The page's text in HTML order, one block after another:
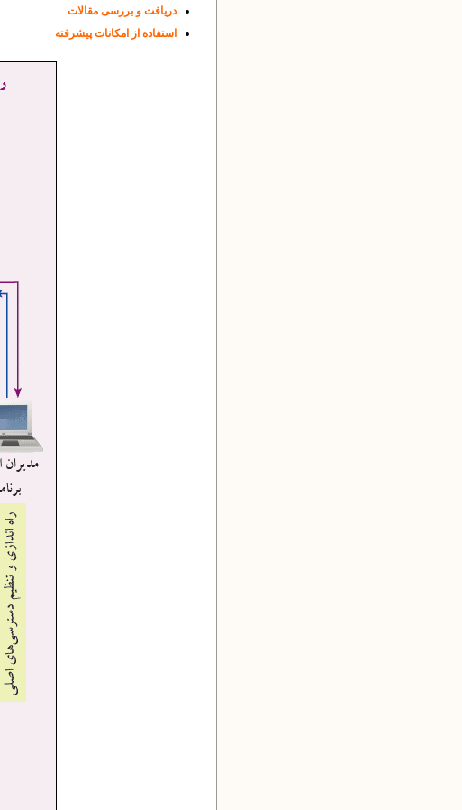
دریافت و بررسی مقالات
استفاده از امکانات پیشرفته